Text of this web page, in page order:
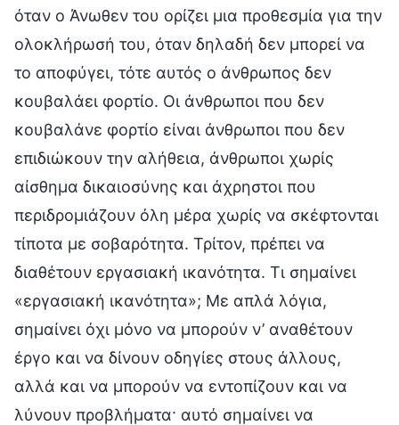
όταν ο Άνωθεν του ορίζει μια προθεσμία για την
ολοκλήρωσή του, όταν δηλαδή δεν μπορεί να
το αποφύγει, τότε αυτός ο άνθρωπος δεν
κουβαλάει φορτίο. Οι άνθρωποι που δεν
κουβαλάνε φορτίο είναι άνθρωποι που δεν
επιδιώκουν την αλήθεια, άνθρωποι χωρίς
αίσθημα δικαιοσύνης και άχρηστοι που
περιδρομιάζουν όλη μέρα χωρίς να σκέφτονται
τίποτα με σοβαρότητα. Τρίτον, πρέπει να
διαθέτουν εργασιακή ικανότητα. Τι σημαίνει
«εργασιακή ικανότητα»; Με απλά λόγια,
σημαίνει όχι μόνο να μπορούν ν’ αναθέτουν
έργο και να δίνουν οδηγίες στους άλλους,
αλλά και να μπορούν να εντοπίζουν και να
λύνουν προβλήματα· αυτό σημαίνει να